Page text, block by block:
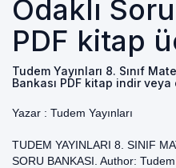
Odaklı
PDF kitap
Tudem Yayınları 8. Sınıf
Bankası PDF kitap indir
Yazar : Tudem Yayınları
TUDEM YAYINLARI 8. SINIF
SORU BANKASI. Author: Tudem